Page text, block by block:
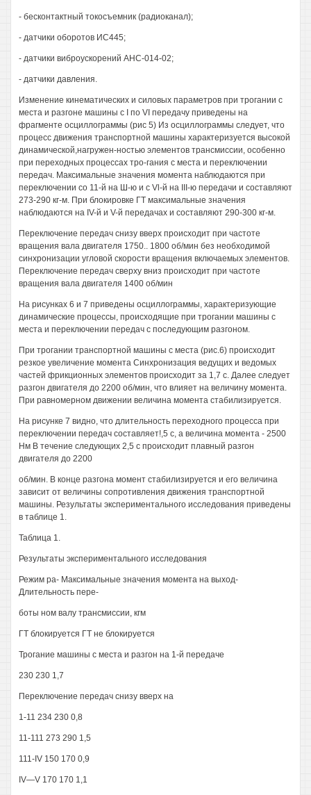
- бесконтактный токосъемник (радиоканал);
- датчики оборотов ИС445;
- датчики виброускорений АНС-014-02;
- датчики давления.
Изменение кинематических и силовых параметров при трогании с
места и разгоне машины с I по VI передачу приведены на
фрагменте осциллограммы (рис 5) Из осциллограммы следует, что
процесс движения транспортной машины характеризуется высокой
динамической,нагружен-ностью элементов трансмиссии, особенно
при переходных процессах тро-гания с места и переключении
передач. Максимальные значения момента наблюдаются при
переключении со 11-й на Ш-ю и с Vl-й на III-ю передачи и составляют
273-290 кг-м. При блокировке ГТ максимальные значения
наблюдаются на IV-й и V-й передачах и составляют 290-300 кг-м.
Переключение передач снизу вверх происходит при частоте
вращения вала двигателя 1750.. 1800 об/мин без необходимой
синхронизации угловой скорости вращения включаемых элементов.
Переключение передач сверху вниз происходит при частоте
вращения вала двигателя 1400 об/мин
На рисунках 6 и 7 приведены осциллограммы, характеризующие
динамические процессы, происходящие при трогании машины с
места и переключении передач с последующим разгоном.
При трогании транспортной машины с места (рис.6) происходит
резкое увеличение момента Синхронизация ведущих и ведомых
частей фрикционных элементов происходит за 1,7 с. Далее следует
разгон двигателя до 2200 об/мин, что влияет на величину момента.
При равномерном движении величина момента стабилизируется.
На рисунке 7 видно, что длительность переходного процесса при
переключении передач составляет!,5 с, а величина момента - 2500
Нм В течение следующих 2,5 с происходит плавный разгон
двигателя до 2200
об/мин. В конце разгона момент стабилизируется и его величина
зависит от величины сопротивления движения транспортной
машины. Результаты экспериментального исследования приведены
в таблице 1.
Таблица 1.
Результаты экспериментального исследования
Режим ра- Максимальные значения момента на выход-
Длительность пере-
боты ном валу трансмиссии, кгм
ГТ блокируется ГТ не блокируется
Трогание машины с места и разгон на 1-й передаче
230 230 1,7
Переключение передач снизу вверх на
1-11 234 230 0,8
11-111 273 290 1,5
111-IV 150 170 0,9
IV—V 170 170 1,1